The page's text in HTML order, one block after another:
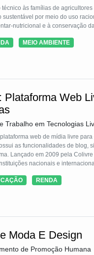
técnico às famílias de
sustentável por meio do uso
nutricional e à conservação
MEIO AMBIENTE
Plataforma Web
Trabalho em Tecnologias
web de mídia livre
as funcionalidades de blog,
Lançado em 2009 pela
nacionais e
RENDA
Moda E Design
de Promoção Humana